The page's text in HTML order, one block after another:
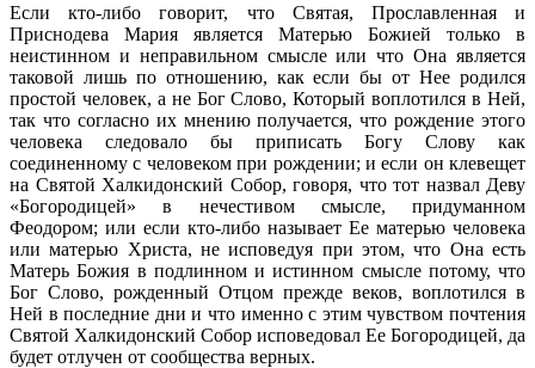
Если кто-либо говорит, что Святая, Прославленная и
Приснодева Мария является Матерью Божией только в
неистинном и неправильном смысле или что Она является
таковой лишь по отношению, как если бы от Нее родился
простой человек, а не Бог Слово, Который воплотился в Ней,
так что согласно их мнению получается, что рождение этого
человека следовало бы приписать Богу Слову как
соединенному с человеком при рождении; и если он клевещет
на Святой Халкидонский Собор, говоря, что тот назвал Деву
«Богородицей» в нечестивом смысле, придуманном
Феодором; или если кто-либо называет Ее матерью человека
или матерью Христа, не исповедуя при этом, что Она есть
Матерь Божия в подлинном и истинном смысле потому, что
Бог Слово, рожденный Отцом прежде веков, воплотился в
Ней в последние дни и что именно с этим чувством почтения
Святой Халкидонский Собор исповедовал Ее Богородицей, да
будет отлучен от сообщества верных.